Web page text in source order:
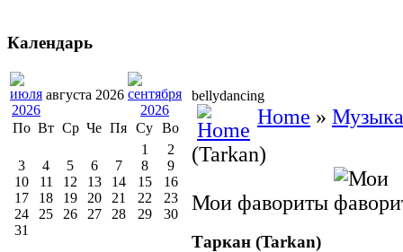
bellydancing
Home »
(Tarkan)
Мои фавориты
Таркан (Tarkan)
Календарь
августа 2026
По Вт Ср Че Пя Су Во
1
2
3
4 5 6 7 8
9
10
11 12 13 14 15
16
17
18 19 20 21 22
23
24
25 26 27 28 29
30
31